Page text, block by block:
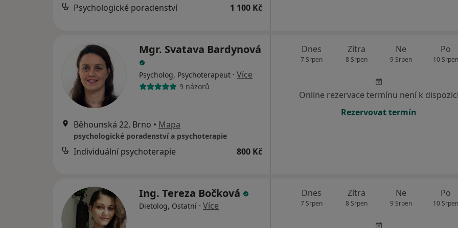
Psychologické poradenství 1 100 Kč
Mgr. Svatava Bardynová
Psycholog, Psychoterapeut · Více
9 názorů
Běhounská 22, Brno • Mapa
psychologické poradenství a psychoterapie
Individuální psychoterapie 800 Kč
Dnes
7 Srpen
Zítra
8 Srpen
Ne
9 Srpen
Po
10 Srpen
Online rezervace termínu není k dispozici
Rezervovat termín
Ing. Tereza Bočková
Dietolog, Ostatní · Více
Dnes
7 Srpen
Zítra
8 Srpen
Ne
9 Srpen
Po
10 Srpen